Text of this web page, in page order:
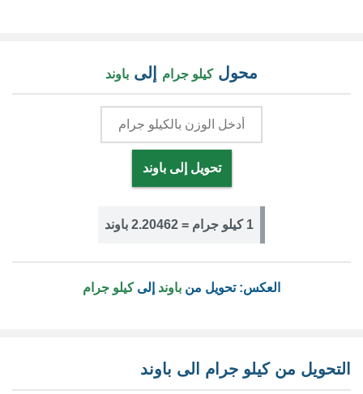
محولكيلو جرام إلى باوند
تحويل إلى باوند
1 كيلو جرام = 2.20462 باوند
العكس: تحويل من باوند إلىكيلو جرام
التحويل من كيلو جرام الى باوند